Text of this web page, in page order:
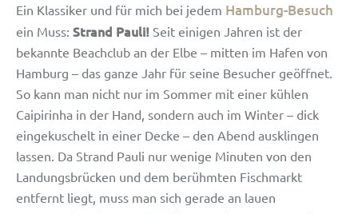
Ein Klassiker und für mich bei jedem Hamburg-Besuch
ein Muss: Strand Pauli! Seit einigen Jahren ist der
bekannte Beachclub an der Elbe – mitten im Hafen von
Hamburg – das ganze Jahr für seine Besucher geöffnet.
So kann man nicht nur im Sommer mit einer kühlen
Caipirinha in der Hand, sondern auch im Winter – dick
eingekuschelt in einer Decke – den Abend ausklingen
lassen. Da Strand Pauli nur wenige Minuten von den
Landungsbrücken und dem berühmten Fischmarkt
entfernt liegt, muss man sich gerade an lauen